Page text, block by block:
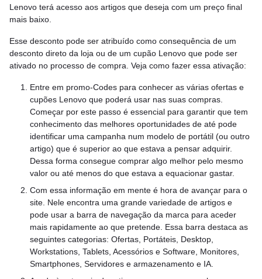
Lenovo terá acesso aos artigos que deseja com um preço final
mais baixo.
Esse desconto pode ser atribuído como consequência de um
desconto direto da loja ou de um cupão Lenovo que pode ser
ativado no processo de compra. Veja como fazer essa ativação:
Entre em promo-Codes para conhecer as várias ofertas e
cupões Lenovo que poderá usar nas suas compras.
Começar por este passo é essencial para garantir que tem
conhecimento das melhores oportunidades de até pode
identificar uma campanha num modelo de portátil (ou outro
artigo) que é superior ao que estava a pensar adquirir.
Dessa forma consegue comprar algo melhor pelo mesmo
valor ou até menos do que estava a equacionar gastar.
Com essa informação em mente é hora de avançar para o
site. Nele encontra uma grande variedade de artigos e
pode usar a barra de navegação da marca para aceder
mais rapidamente ao que pretende. Essa barra destaca as
seguintes categorias: Ofertas, Portáteis, Desktop,
Workstations, Tablets, Acessórios e Software, Monitores,
Smartphones, Servidores e armazenamento e IA.